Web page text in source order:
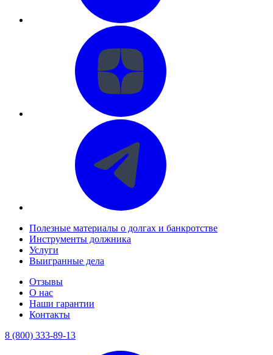
Полезные материалы о долгах и банкротстве
Инструменты должника
Услуги
Выигранные дела
Отзывы
О нас
Наши гарантии
Контакты
8 (800) 333-89-13